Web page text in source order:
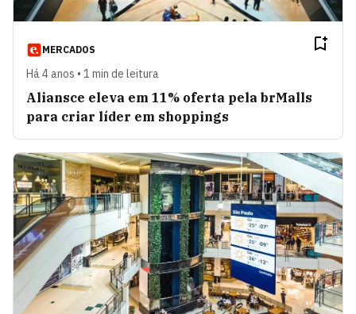
MERCADOS
Há 4 anos • 1 min de leitura
Aliansce eleva em 11% oferta pela brMalls
para criar líder em shoppings